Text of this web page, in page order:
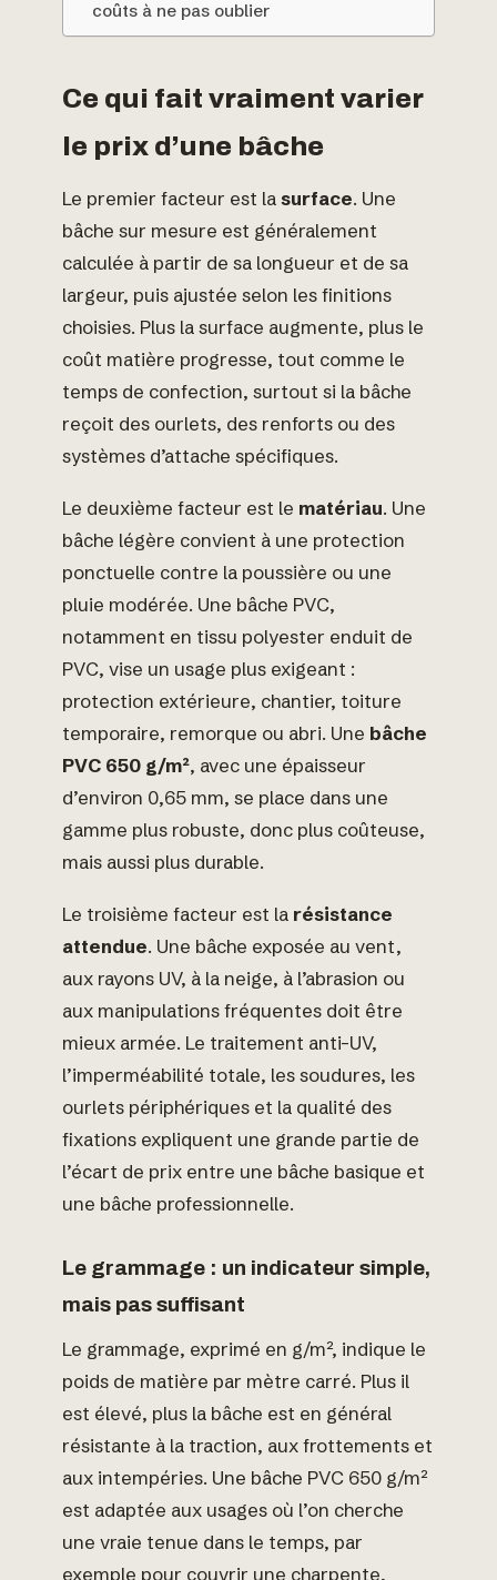
coûts à ne pas oublier
Ce qui fait vraiment varier
le prix d’une bâche
Le premier facteur est la surface. Une
bâche sur mesure est généralement
calculée à partir de sa longueur et de sa
largeur, puis ajustée selon les finitions
choisies. Plus la surface augmente, plus le
coût matière progresse, tout comme le
temps de confection, surtout si la bâche
reçoit des ourlets, des renforts ou des
systèmes d’attache spécifiques.
Le deuxième facteur est le matériau. Une
bâche légère convient à une protection
ponctuelle contre la poussière ou une
pluie modérée. Une bâche PVC,
notamment en tissu polyester enduit de
PVC, vise un usage plus exigeant :
protection extérieure, chantier, toiture
temporaire, remorque ou abri. Une bâche
PVC 650 g/m², avec une épaisseur
d’environ 0,65 mm, se place dans une
gamme plus robuste, donc plus coûteuse,
mais aussi plus durable.
Le troisième facteur est la résistance
attendue. Une bâche exposée au vent,
aux rayons UV, à la neige, à l’abrasion ou
aux manipulations fréquentes doit être
mieux armée. Le traitement anti-UV,
l’imperméabilité totale, les soudures, les
ourlets périphériques et la qualité des
fixations expliquent une grande partie de
l’écart de prix entre une bâche basique et
une bâche professionnelle.
Le grammage : un indicateur simple,
mais pas suffisant
Le grammage, exprimé en g/m², indique le
poids de matière par mètre carré. Plus il
est élevé, plus la bâche est en général
résistante à la traction, aux frottements et
aux intempéries. Une bâche PVC 650 g/m²
est adaptée aux usages où l’on cherche
une vraie tenue dans le temps, par
exemple pour couvrir une charpente,